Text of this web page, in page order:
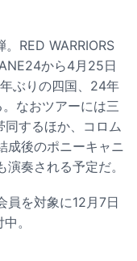
RED WARRIORS
から4月25日
ぶりの四国、24年
なおツアーには三
するほか、コロム
成後のポニーキャニ
奏される予定だ。
員を対象に12月7日
。